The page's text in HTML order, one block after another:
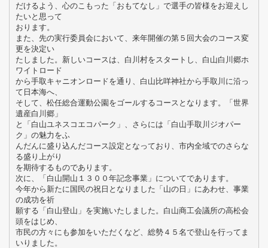
だけるよう、心のこもった「おもてなし」で選手の皆様をお迎えし
たいと思って
おります。
また、先の実行委員会において、来年開催の第５回大会のコース変
更を決定い
たしました。新しいコースは、白川村をスタートし、白山白川郷ホ
ワイトロード
から手取キャニオンロードを通り、白山比咩神社から手取川に沿っ
て日本海へ、
そして、松任総合運動公園をゴールするコースとなります。「世界
遺産白川郷」
と「白山ユネスコエコパーク」、さらには「白山手取川ジオパー
ク」の魅力をふ
んだんに盛り込んだコース設定となっており、市内全域でのさらな
る盛り上がり
を期待するものであります。
次に、「白山開山１３００年記念事業」についてであります。
今年から新たに国民の祝日となりました「山の日」にあわせ、事業
の成功を祈
願する「白山登山」を実施いたしました。白山商工会議所の高松会
頭をはじめ、
市民の方々にも参加をいただくなど、総勢４５名で登山を行ってま
いりました。